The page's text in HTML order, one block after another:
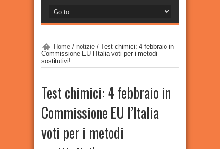
Home / notizie / Test chimici: 4 febbraio in
Commissione EU l’Italia voti per i metodi
sostitutivi!
Test chimici: 4 febbraio in
Commissione EU l’Italia
voti per i metodi